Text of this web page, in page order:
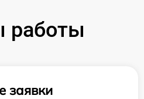
работы
заявки